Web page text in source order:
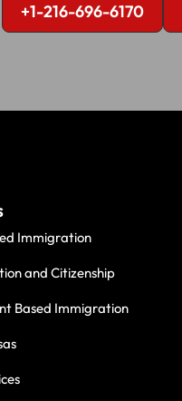
+1-216-696-6170
Immigration
and Citizenship
Based Immigration